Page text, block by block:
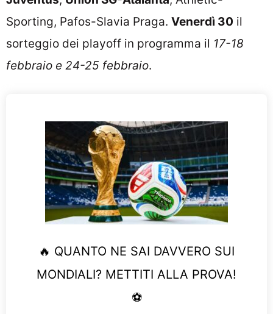
Sporting, Pafos-Slavia Praga. Venerdì 30 il
sorteggio dei playoff in programma il 17-18
febbraio e 24-25 febbraio.
🔥 QUANTO NE SAI DAVVERO SUI
MONDIALI? METTITI ALLA PROVA!
⚽